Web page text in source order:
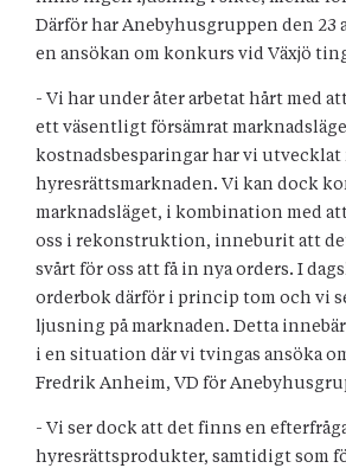
Därför har Anebyhusgruppen den 23
en ansökan om konkurs vid Växjö
- Vi har under åter arbetat hårt med
ett väsentligt försämrat
kostnadsbesparingar har vi
hyresrättsmarknaden. Vi kan dock
marknadsläget, i kombination med
oss i rekonstruktion, inneburit att
svårt för oss att få in nya orders. I
orderbok därför i princip tom och vi
ljusning på marknaden. Detta
i en situation där vi tvingas ansöka
Fredrik Anheim, VD för
- Vi ser dock att det finns en
hyresrättsprodukter, samtidigt som